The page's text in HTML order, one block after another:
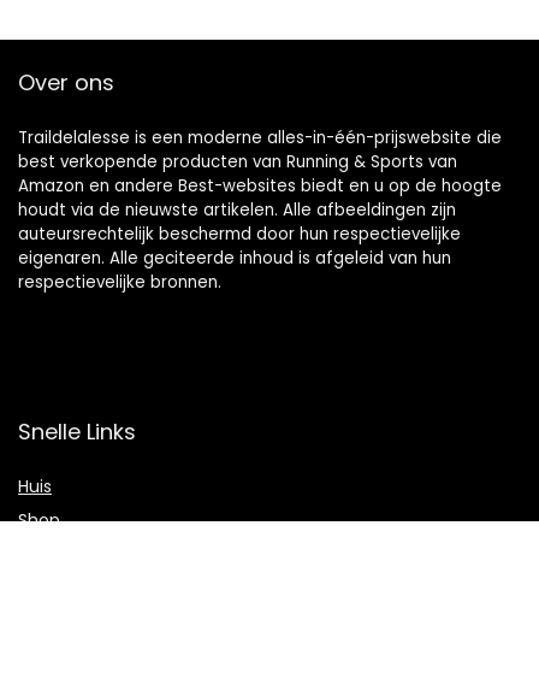
Over ons
Traildelalesse is een moderne alles-in-één-prijswebsite die
best verkopende producten van Running & Sports van
Amazon en andere Best-websites biedt en u op de hoogte
houdt via de nieuwste artikelen. Alle afbeeldingen zijn
auteursrechtelijk beschermd door hun respectievelijke
eigenaren. Alle geciteerde inhoud is afgeleid van hun
respectievelijke bronnen.
Snelle Links
Huis
Shop